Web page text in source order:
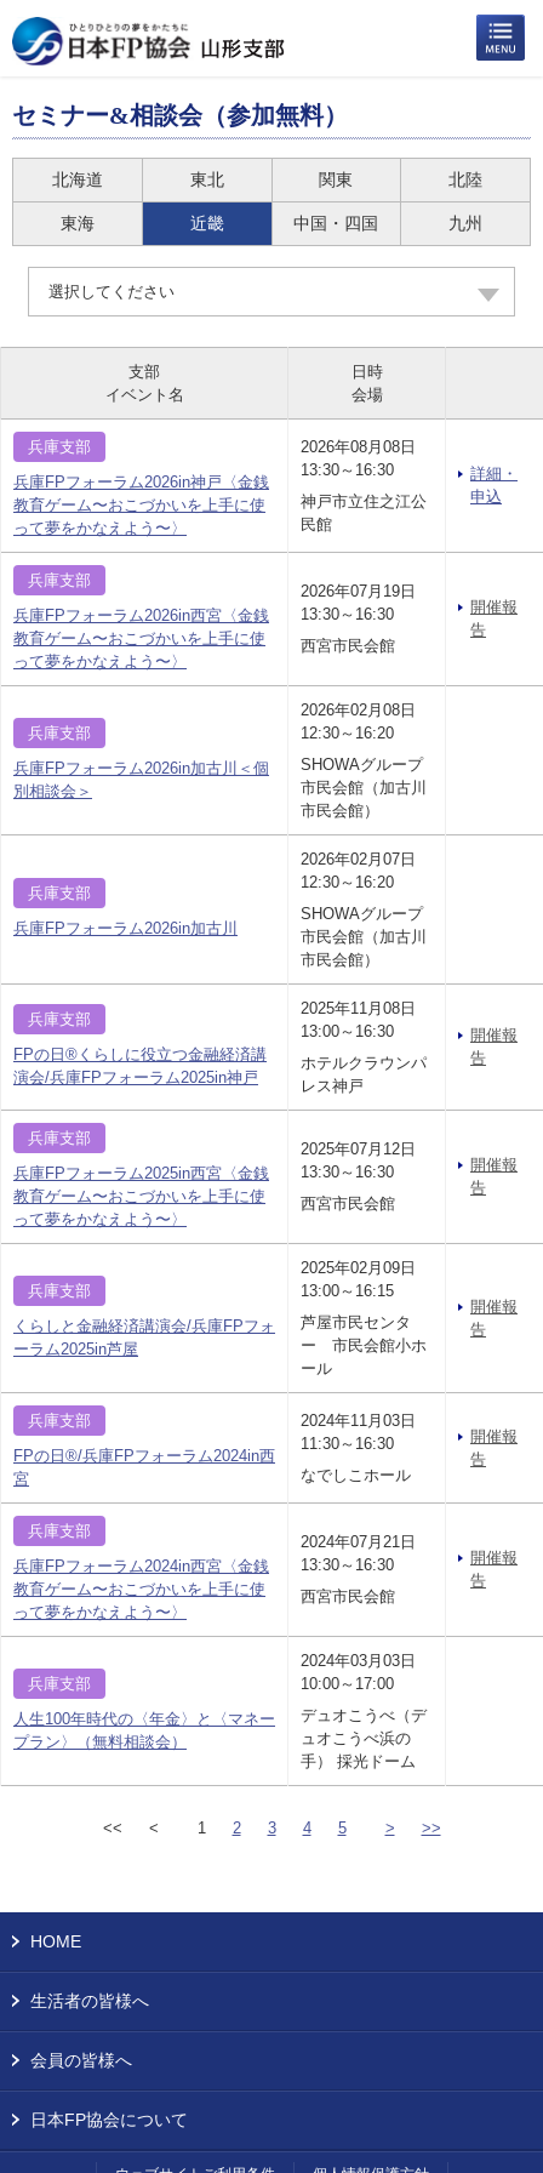
セミナー&相談会（参加無料）
北海道 東北 関東 北陸
東海 近畿 中国・四国 九州
選択してください
支部
イベント名
日時
会場
兵庫支部
兵庫FPフォーラム2026in神戸〈金銭
教育ゲーム〜おこづかいを上手に使
って夢をかなえよう〜〉
2026年08月08日
13:30～16:30
神戸市立住之江公
民館
詳細・
申込
兵庫支部
兵庫FPフォーラム2026in西宮〈金銭
教育ゲーム〜おこづかいを上手に使
って夢をかなえよう〜〉
2026年07月19日
13:30～16:30
西宮市民会館
開催報
告
兵庫支部
兵庫FPフォーラム2026in加古川＜個
別相談会＞
2026年02月08日
12:30～16:20
SHOWAグループ
市民会館（加古川
市民会館）
兵庫支部
兵庫FPフォーラム2026in加古川
2026年02月07日
12:30～16:20
SHOWAグループ
市民会館（加古川
市民会館）
兵庫支部
FPの日®くらしに役立つ金融経済講
演会/兵庫FPフォーラム2025in神戸
2025年11月08日
13:00～16:30
ホテルクラウンパ
レス神戸
開催報
告
兵庫支部
兵庫FPフォーラム2025in西宮〈金銭
教育ゲーム〜おこづかいを上手に使
って夢をかなえよう〜〉
2025年07月12日
13:30～16:30
西宮市民会館
開催報
告
兵庫支部
くらしと金融経済講演会/兵庫FPフォ
ーラム2025in芦屋
2025年02月09日
13:00～16:15
芦屋市民センタ
ー 市民会館小ホ
ール
開催報
告
兵庫支部
FPの日®/兵庫FPフォーラム2024in西
宮
2024年11月03日
11:30～16:30
なでしこホール
開催報
告
兵庫支部
兵庫FPフォーラム2024in西宮〈金銭
教育ゲーム〜おこづかいを上手に使
って夢をかなえよう〜〉
2024年07月21日
13:30～16:30
西宮市民会館
開催報
告
兵庫支部
人生100年時代の〈年金〉と〈マネー
プラン〉（無料相談会）
2024年03月03日
10:00～17:00
デュオこうべ（デ
ュオこうべ浜の
手） 採光ドーム
<< < 1 2 3 4 5 > >>
HOME
生活者の皆様へ
会員の皆様へ
日本FP協会について